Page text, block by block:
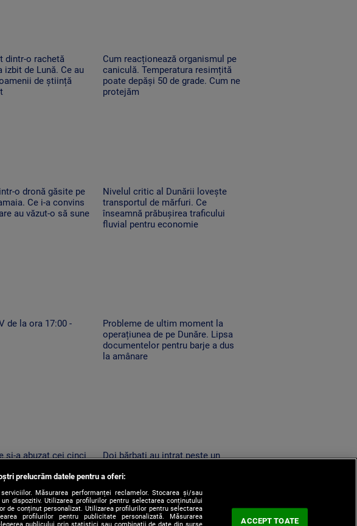
dintr-o rachetă
izbit de Lună. Ce au
de știință
Cum reacționează organismul pe
caniculă. Temperatura resimțită
poate depăși 50 de grade. Cum ne
protejăm
o dronă găsite pe
Ce i-a convins
au văzut-o să sune
Nivelul critic al Dunării lovește
transportul de mărfuri. Ce
înseamnă prăbușirea traficului
fluvial pentru economie
de la ora 17:00 -
Probleme de ultim moment la
operațiunea de pe Dunăre. Lipsa
documentelor pentru barje a dus
la amânare
și-a abuzat cei cinci
de autoritate”
Doi bărbați au intrat peste un
noapte în Horezu. L-au amenințat
cu moartea și l-au jefuit
prelucrăm datele pentru a oferi:
Măsurarea performanței reclamelor. Stocarea și/sau
dispozitiv. Utilizarea profilurilor pentru selectarea conținutului
de conținut personalizat. Utilizarea profilurilor pentru selectarea
profilurilor pentru publicitate personalizată. Măsurarea
ACCEPT TOATE